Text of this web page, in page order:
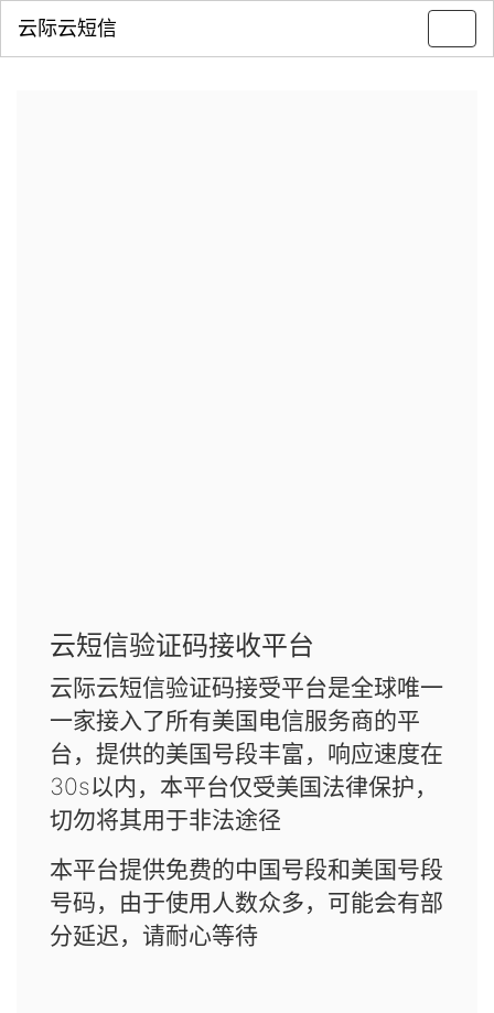
云际云短信
云短信验证码接收平台
云际云短信验证码接受平台是全球唯一
一家接入了所有美国电信服务商的平
台，提供的美国号段丰富，响应速度在
30s以内，本平台仅受美国法律保护，
切勿将其用于非法途径
本平台提供免费的中国号段和美国号段
号码，由于使用人数众多，可能会有部
分延迟，请耐心等待